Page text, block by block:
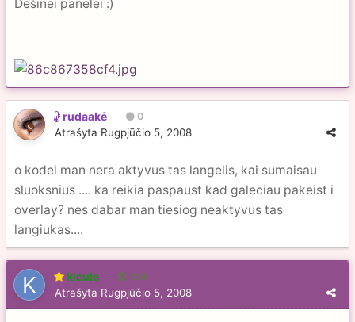
Dešinei panelei :)
rudaakė 0
Atrašyta Rugpjūčio 5, 2008
o kodel man nera aktyvus tas langelis, kai sumaisau
sluoksnius .... ka reikia paspaust kad galeciau pakeist i
overlay? nes dabar man tiesiog neaktyvus tas
langiukas....
kicule 104
Atrašyta Rugpjūčio 5, 2008